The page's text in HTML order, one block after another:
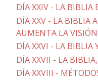
DÍA XXIV - LA BIBLIA
DÍA XXV - LA BIBLIA
AUMENTA LA
DÍA XXVI - LA BIBLIA
DÍA XXVII - LA
DÍA XXVIII -